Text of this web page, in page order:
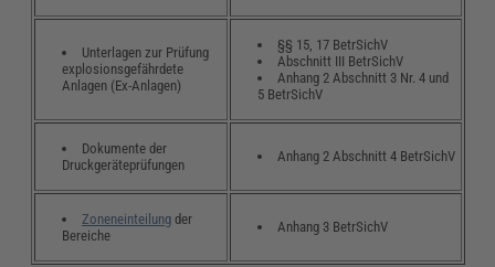
Unterlagen zur Prüfung
explosionsgefährdete
Anlagen (Ex-Anlagen)
§§ 15, 17 BetrSichV
Abschnitt III BetrSichV
Anhang 2 Abschnitt 3 Nr. 4 und
5 BetrSichV
Dokumente der
Druckgeräteprüfungen
Anhang 2 Abschnitt 4 BetrSichV
Zoneneinteilung der
Bereiche
Anhang 3 BetrSichV